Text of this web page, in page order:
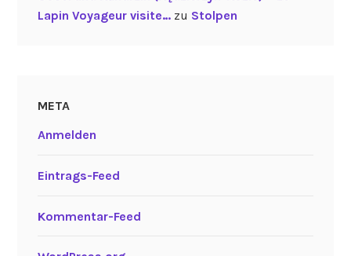
Lapin Voyageur visite…zu Stolpen
META
Anmelden
Eintrags-Feed
Kommentar-Feed